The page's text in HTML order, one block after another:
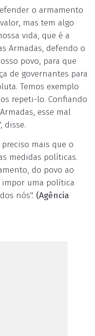
o armamento
mas tem algo
vida, que é a
Armadas, defendo o
povo, para que
de governantes para
Temos exemplo
repeti-lo. Confiando
esse mal
disse.
mais que o
medidas políticas.
do povo ao
impor uma política
nós". (Agência